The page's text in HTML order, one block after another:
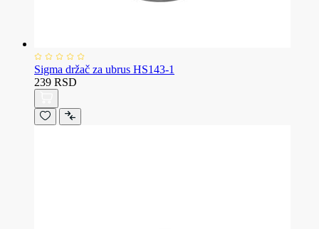
Sigma držač za ubrus HS143-1
239 RSD